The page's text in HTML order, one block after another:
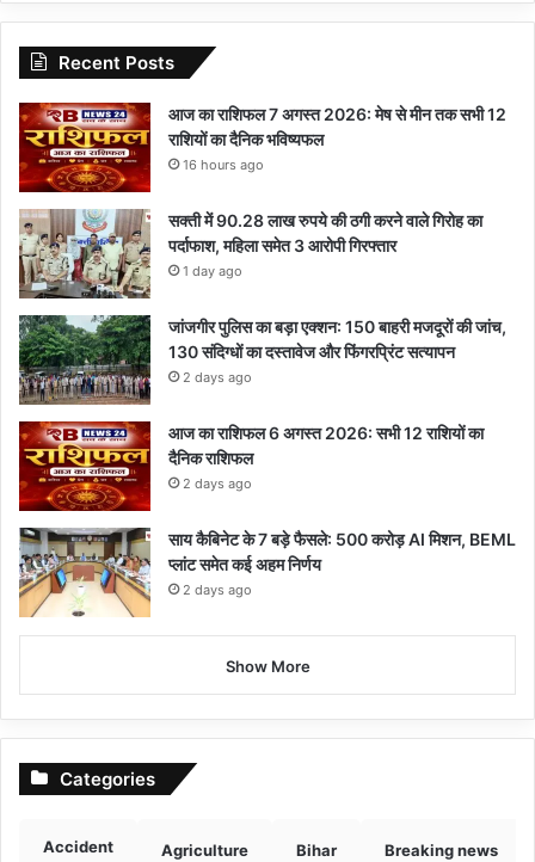
Recent Posts
आज का राशिफल 7 अगस्त 2026: मेष से मीन तक सभी 12
राशियों का दैनिक भविष्यफल
16 hours ago
सक्ती में 90.28 लाख रुपये की ठगी करने वाले गिरोह का
पर्दाफाश, महिला समेत 3 आरोपी गिरफ्तार
1 day ago
जांजगीर पुलिस का बड़ा एक्शन: 150 बाहरी मजदूरों की जांच,
130 संदिग्धों का दस्तावेज और फिंगरप्रिंट सत्यापन
2 days ago
आज का राशिफल 6 अगस्त 2026: सभी 12 राशियों का
दैनिक राशिफल
2 days ago
साय कैबिनेट के 7 बड़े फैसले: 500 करोड़ AI मिशन, BEML
प्लांट समेत कई अहम निर्णय
2 days ago
Show More
Categories
Accident Agriculture Bihar Breaking news